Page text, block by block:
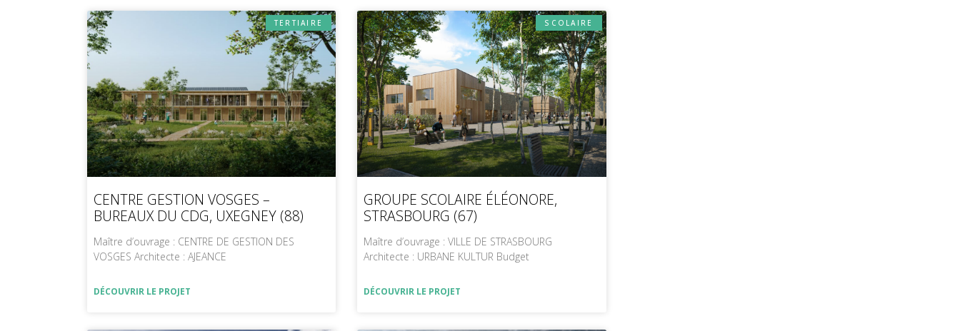
TERTIAIRE
CENTRE GESTION VOSGES –
BUREAUX DU CDG, UXEGNEY (88)
Maître d’ouvrage : CENTRE DE GESTION DES
VOSGES Architecte : AJEANCE
DÉCOUVRIR LE PROJET
SCOLAIRE
GROUPE SCOLAIRE ÉLÉONORE,
STRASBOURG (67)
Maître d’ouvrage : VILLE DE STRASBOURG
Architecte : URBANE KULTUR Budget
DÉCOUVRIR LE PROJET